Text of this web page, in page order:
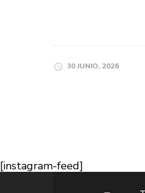
30 JUNIO, 2026
[instagram-feed]